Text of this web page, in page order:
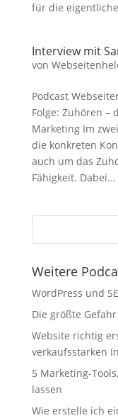
für die
Interview mit
von
Podcast
Folge: Zuhören –
Marketing Im
die konkreten
auch um das
Fähigkeit. Dabei...
Weitere
WordPress und
Die größte
Website richtig
verkaufsstarken
5 Marketing-
lassen
Wie erstelle ich